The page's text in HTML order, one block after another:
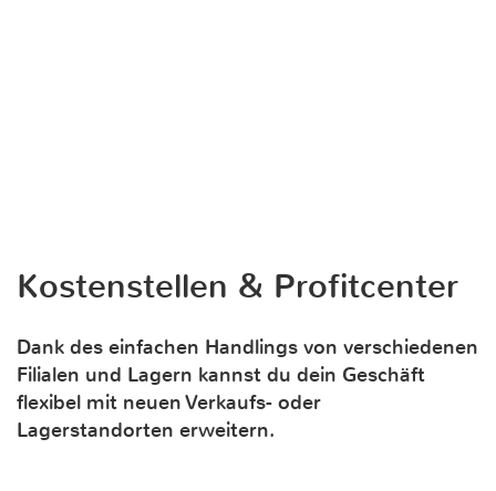
Kostenstellen & Profitcenter
Dank des einfachen Handlings von verschiedenen
Filialen und Lagern kannst du dein Geschäft
flexibel mit neuen Verkaufs- oder
Lagerstandorten erweitern.